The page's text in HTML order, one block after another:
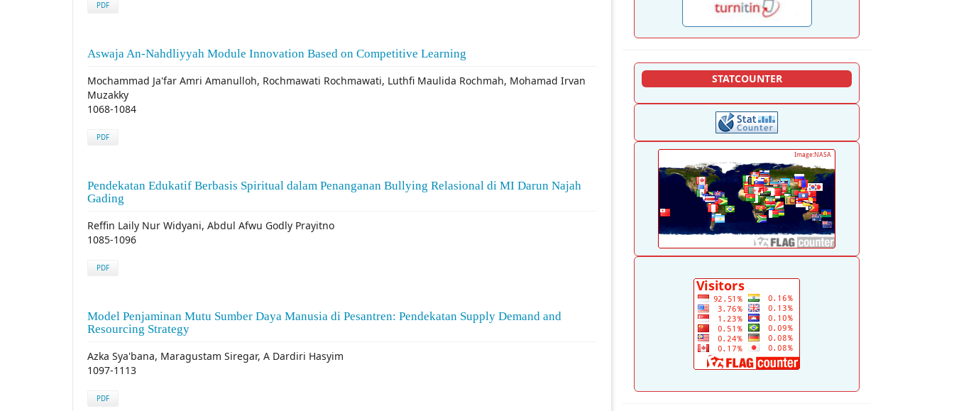
PDF
Aswaja An-Nahdliyyah Module Innovation Based on Competitive Learning
Mochammad Ja'far Amri Amanulloh, Rochmawati Rochmawati, Luthfi Maulida Rochmah, Mohamad Irvan
Muzakky
1068-1084
PDF
Pendekatan Edukatif Berbasis Spiritual dalam Penanganan Bullying Relasional di MI Darun Najah
Gading
Reffin Laily Nur Widyani, Abdul Afwu Godly Prayitno
1085-1096
PDF
Model Penjaminan Mutu Sumber Daya Manusia di Pesantren: Pendekatan Supply Demand and
Resourcing Strategy
Azka Sya'bana, Maragustam Siregar, A Dardiri Hasyim
1097-1113
PDF
STATCOUNTER